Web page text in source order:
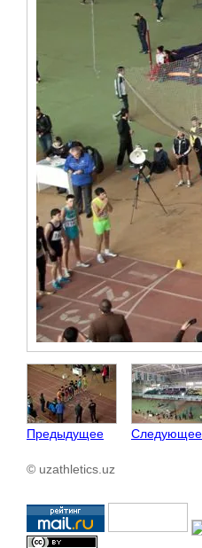
Предыдущее Следующее
© uzathletics.uz